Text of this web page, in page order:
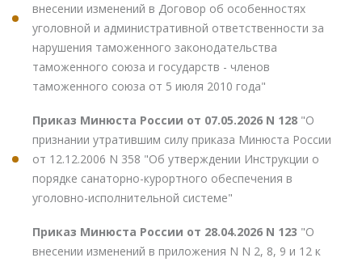
внесении изменений в Договор об особенностях
уголовной и административной ответственности за
нарушения таможенного законодательства
таможенного союза и государств - членов
таможенного союза от 5 июля 2010 года"
Приказ Минюста России от 07.05.2026 N 128 "О
признании утратившим силу приказа Минюста России
от 12.12.2006 N 358 "Об утверждении Инструкции о
порядке санаторно-курортного обеспечения в
уголовно-исполнительной системе"
Приказ Минюста России от 28.04.2026 N 123 "О
внесении изменений в приложения N N 2, 8, 9 и 12 к